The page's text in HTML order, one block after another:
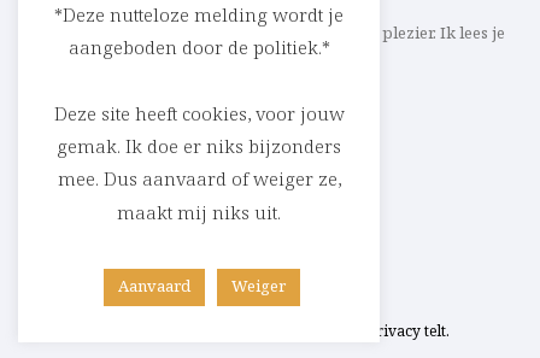
Schrijf ik straks mee aan jouw verhaal? Met veel plezier. Ik lees je
heel graag op
cedric@parlevink.be
SOCIAL
Facebook
Instagram
Linkedin
Jouw privacy telt.
*Deze nutteloze melding wordt je
aangeboden door de politiek.*
Deze site heeft cookies, voor jouw
gemak. Ik doe er niks bijzonders
mee. Dus aanvaard of weiger ze,
maakt mij niks uit.
Aanvaard Weiger